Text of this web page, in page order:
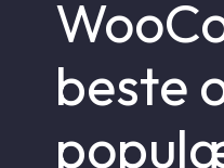
beste